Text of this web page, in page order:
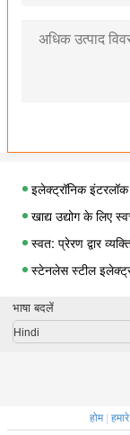
इलेक्ट्रॉनिक
खाद्य उद्योग के लिए
स्वत: प्रेरण द्वार
स्टेनलेस स्टील
धूल मुक्त कक्षा 100
प्रयोगशाला के लिए
एंटी स्टेटिक
भाषा बदलें
Hindi
होम|